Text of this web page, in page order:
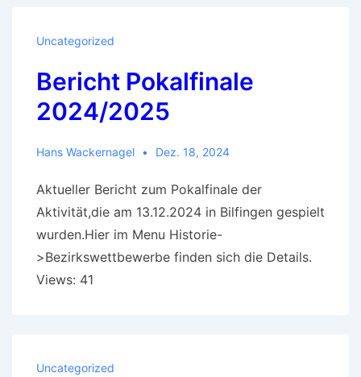
Uncategorized
Bericht Pokalfinale
2024/2025
Hans Wackernagel Dez. 18, 2024
Aktueller Bericht zum Pokalfinale der
Aktivität,die am 13.12.2024 in Bilfingen gespielt
wurden.Hier im Menu Historie-
>Bezirkswettbewerbe finden sich die Details.
Views: 41
Uncategorized